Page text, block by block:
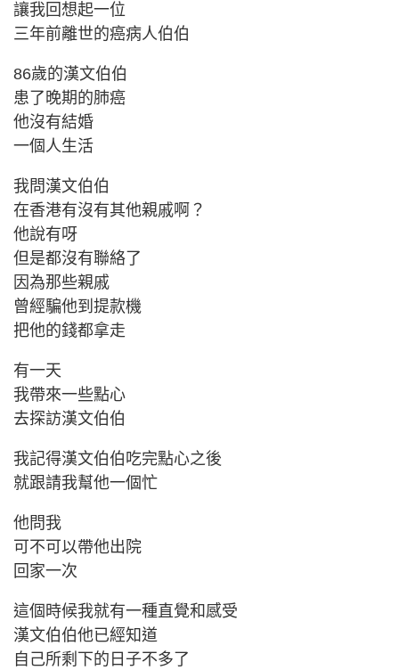
讓我回想起一位
三年前離世的癌病人伯伯
86歲的漢文伯伯
患了晚期的肺癌
他沒有結婚
一個人生活
我問漢文伯伯
在香港有沒有其他親戚啊？
他說有呀
但是都沒有聯絡了
因為那些親戚
曾經騙他到提款機
把他的錢都拿走
有一天
我帶來一些點心
去探訪漢文伯伯
我記得漢文伯伯吃完點心之後
就跟請我幫他一個忙
他問我
可不可以帶他出院
回家一次
這個時候我就有一種直覺和感受
漢文伯伯他已經知道
自己所剩下的日子不多了